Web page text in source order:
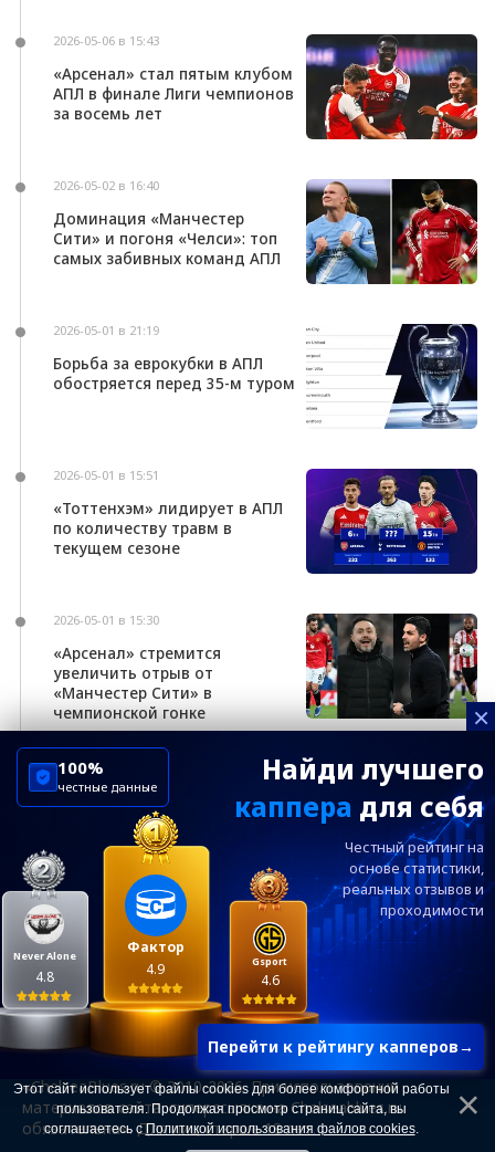
2026-05-06 в 15:43
«Арсенал» стал пятым клубом
АПЛ в финале Лиги чемпионов
за восемь лет
2026-05-02 в 16:40
Доминация «Манчестер
Сити» и погоня «Челси»: топ
самых забивных команд АПЛ
2026-05-01 в 21:19
Борьба за еврокубки в АПЛ
обостряется перед 35-м туром
2026-05-01 в 15:51
«Тоттенхэм» лидирует в АПЛ
по количеству травм в
текущем сезоне
2026-05-01 в 15:30
«Арсенал» стремится
увеличить отрыв от
«Манчестер Сити» в
чемпионской гонке
×
Найди лучшего
каппера для себя
Честный рейтинг на
основе статистики,
реальныхотзывов и
проходимости
Перейти к рейтингу капперов→
Фактор
4.9
Never Alone
4.8
Gsport
4.6
100%
честные данные
ChelseaBluesRu
ФК Челси
Посетителям
Информация
Ежевечерний дайджест главных новостей от
редакции ChelseaBlues.ru — подписывайтесь!
«ChelseaBlues.ru © 2010-2026. При использовании
материалов сайта, гиперссылка на Chelseablues.ru
обязательна». Для лиц старше 18 лет.
Этот сайт использует файлы cookies для более комфортной работы
пользователя. Продолжая просмотр страниц сайта, вы
соглашаетесь сПолитикой использования файлов cookies.